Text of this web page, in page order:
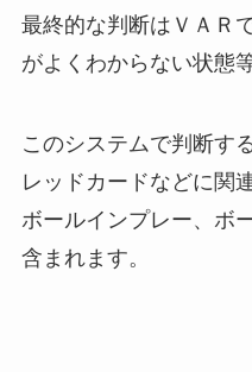
最終的な判断はＶＡＲ
がよくわからない状態
このシステムで判断す
レッドカードなどに関
ボールインプレー、ボ
含まれます。